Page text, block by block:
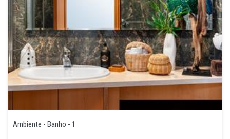
Ambiente - Banho - 1